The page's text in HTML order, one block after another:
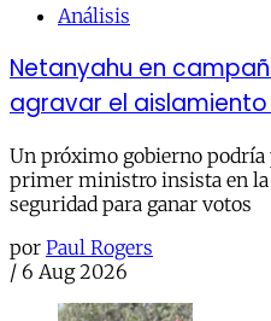
Análisis
Netanyahu en
agravar el aislamiento
Un próximo gobierno podría
primer ministro insista en la
seguridad para ganar votos
por Paul Rogers
/ 6 Aug 2026